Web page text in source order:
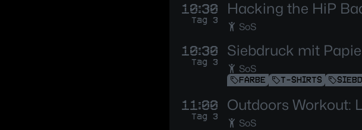
10:30
Tag 3
Hacking the HiP
SoS
10:30
Tag 3
Siebdruck mit
SoS
FARBE T-SHIRTS
11:00
Tag 3
Outdoors Workout:
SoS